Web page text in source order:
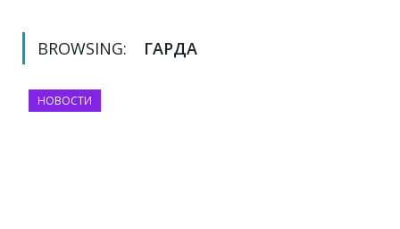
BROWSING: ГАРДА
НОВОСТИ